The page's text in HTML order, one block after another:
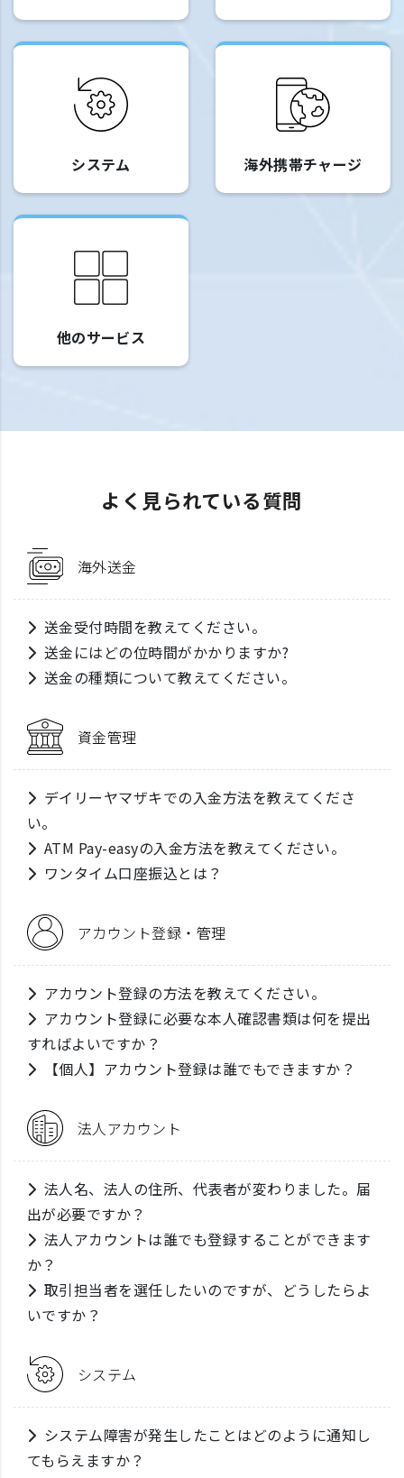
システム 海外携帯チャージ
他のサービス
よく見られている質問
海外送金
送金受付時間を教えてください。
送金にはどの位時間がかかりますか?
送金の種類について教えてください。
資金管理
デイリーヤマザキでの入金方法を教えてくださ
い。
ATM Pay-easyの入金方法を教えてください。
ワンタイム口座振込とは？
アカウント登録・管理
アカウント登録の方法を教えてください。
アカウント登録に必要な本人確認書類は何を提出
すればよいですか？
【個人】アカウント登録は誰でもできますか？
法人アカウント
法人名、法人の住所、代表者が変わりました。届
出が必要ですか？
法人アカウントは誰でも登録することができます
か？
取引担当者を選任したいのですが、どうしたらよ
いですか？
システム
システム障害が発生したことはどのように通知し
てもらえますか？